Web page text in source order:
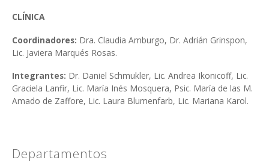
CLÍNICA
Coordinadores: Dra. Claudia Amburgo, Dr. Adrián Grinspon,
Lic. Javiera Marqués Rosas.
Integrantes: Dr. Daniel Schmukler, Lic. Andrea Ikonicoff, Lic.
Graciela Lanfir, Lic. María Inés Mosquera, Psic. María de las M.
Amado de Zaffore, Lic. Laura Blumenfarb, Lic. Mariana Karol.
Departamentos